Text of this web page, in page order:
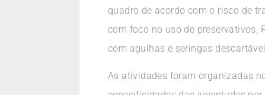
quadro de acordo com o risco de
com foco no uso de preservativos,
com agulhas e seringas
As atividades foram organizadas